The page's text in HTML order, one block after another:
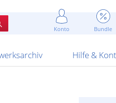
Konto Bundle
und Attrappen
und Bengalhölzer
ARS Pirotecnia
Pyrotechnik
Hilfe &
AGB